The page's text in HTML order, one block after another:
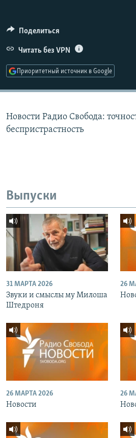
ПОДПИШИТЕСЬ НА РАССЫЛКУ
СОЦИАЛЬНЫЕ СЕТИ
Поделиться
Читать без VPN
Приоритетный источник в Google
Новости Радио Свобода:
беспристрастность
Выпуски
31 МАРТА 2026
Звуки и смыслы му Милоша
Штедроня
26
26 МАРТА 2026
Новости
26